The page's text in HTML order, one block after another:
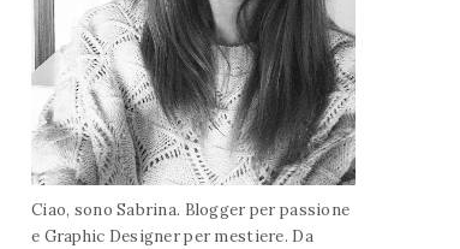
Ciao, sono Sabrina. Blogger per passione
e Graphic Designer per mestiere. Da